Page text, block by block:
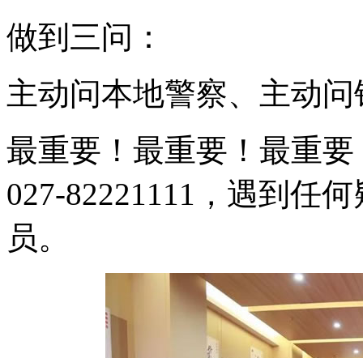
做到三问：
主动问本地警察、主动
最重要！最重要！最重
027-82221111，遇到任
员。